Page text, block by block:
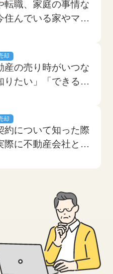
転職、家庭の事情な
住んでいる家やマン
く売りたい」と思う
ょう。 不動産を
却するには、まず持
のか相場価格を知
の上で査定して...
却
産の売り時がいつな
りたい」「できるだ
人なら誰でも思うこ
をできる
く売りたいなら、過
ることが重要で...
却
約について知った際
際に不動産会社と話
しているかどうか
合によって売却の行
左右する問題ともな
この記事
レインズにつ...